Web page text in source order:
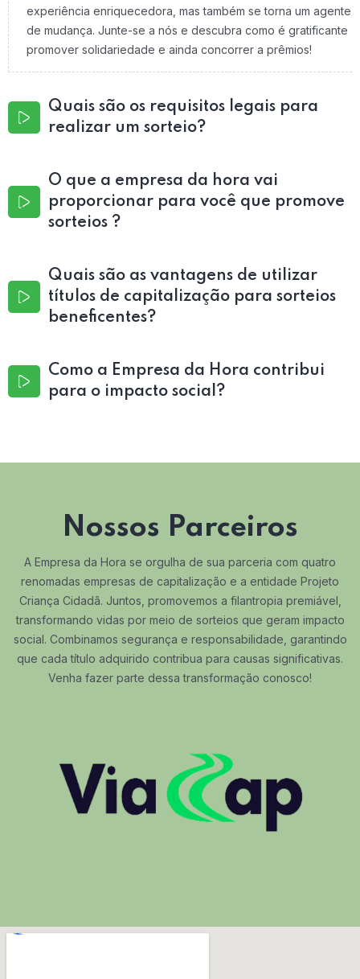
experiência enriquecedora, mas também se torna um agente
de mudança. Junte-se a nós e descubra como é gratificante
promover solidariedade e ainda concorrer a prêmios!
Quais são os requisitos legais para
realizar um sorteio?
O que a empresa da hora vai
proporcionar para você que promove
sorteios ?
Quais são as vantagens de utilizar
títulos de capitalização para sorteios
beneficentes?
Como a Empresa da Hora contribui
para o impacto social?
Nossos Parceiros
A Empresa da Hora se orgulha de sua parceria com quatro
renomadas empresas de capitalização e a entidade Projeto
Criança Cidadã. Juntos, promovemos a filantropia premiável,
transformando vidas por meio de sorteios que geram impacto
social. Combinamos segurança e responsabilidade, garantindo
que cada título adquirido contribua para causas significativas.
Venha fazer parte dessa transformação conosco!